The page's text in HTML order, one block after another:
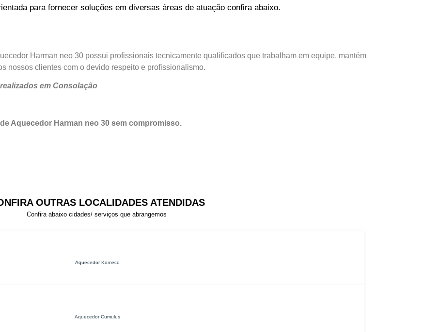
para fornecer soluções em diversas áreas de atuação confira abaixo.
Harman neo 30 possui profissionais tecnicamente qualificados que trabalham em equipe, mantém
nossos clientes com o devido respeito e profissionalismo.
em Consolação
Aquecedor Harman neo 30 sem compromisso.
OUTRAS LOCALIDADES ATENDIDAS
Confira abaixo cidades/ serviços que abrangemos
Aquecedor Komeco
Aquecedor Cumulus